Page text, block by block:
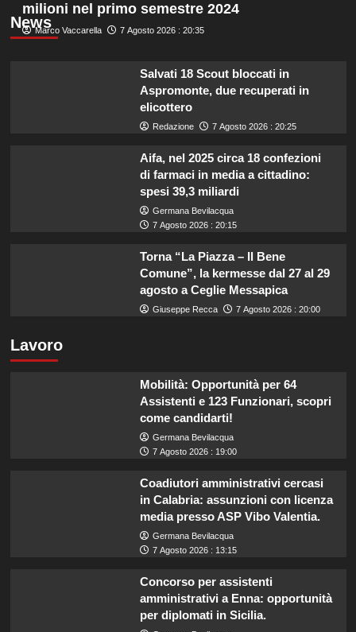
News
milioni nel primo semestre 2024
Marco Vaccarella 7 Agosto 2026 : 20:35
Salvati 18 Scout bloccati in
Aspromonte, due recuperati in
elicottero
Redazione 7 Agosto 2026 : 20:25
Aifa, nel 2025 circa 18 confezioni
di farmaci in media a cittadino:
spesi 39,3 miliardi
Germana Bevilacqua
7 Agosto 2026 : 20:15
Torna “La Piazza – Il Bene
Comune”, la kermesse dal 27 al 29
agosto a Ceglie Messapica
Giuseppe Recca 7 Agosto 2026 : 20:00
Lavoro
Mobilità: Opportunità per 64
Assistenti e 123 Funzionari, scopri
come candidarti!
Germana Bevilacqua
7 Agosto 2026 : 19:00
Coadiutori amministrativi cercasi
in Calabria: assunzioni con licenza
media presso ASP Vibo Valentia.
Germana Bevilacqua
7 Agosto 2026 : 13:15
Concorso per assistenti
amministrativi a Enna: opportunità
per diplomati in Sicilia.